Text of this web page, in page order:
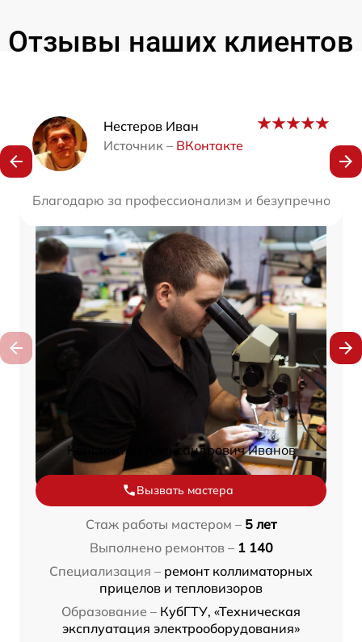
Отзывы наших клиентов
Нестеров Иван
Источник – ВКонтакте
Благодарю за профессионализм и безупречное
Наши мастера
Константин Александрович Иванов
Вызвать мастера
Стаж работы мастером – 5 лет
Выполнено ремонтов – 1 140
Специализация – ремонт коллиматорных
прицелов и тепловизоров
Образование – КубГТУ, «Техническая
эксплуатация электрооборудования»